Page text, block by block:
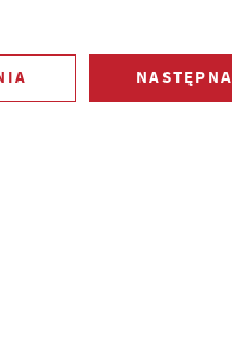
NASTĘPNA